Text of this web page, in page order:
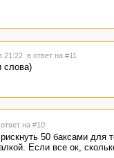
21:22 в ответ на #11
слова)
на #10
50 баксами
Если все ок,